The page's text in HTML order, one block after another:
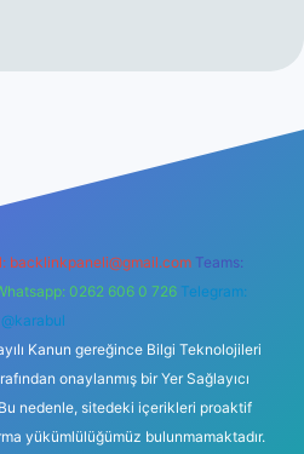
backlinkpaneli@gmail.com Teams:
0262 606 0 726 Telegram:
@karabul
Kanun gereğince Bilgi Teknolojileri
onaylanmış bir Yer Sağlayıcı
nedenle, sitedeki içerikleri proaktif
yükümlülüğümüz bulunmamaktadır.